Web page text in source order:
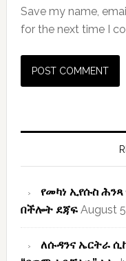
Save my name,
for the next time I
የመካነ ኢየሱስ
በችሎት ደጃፍ August
ለሱዳንና ኤርትራ